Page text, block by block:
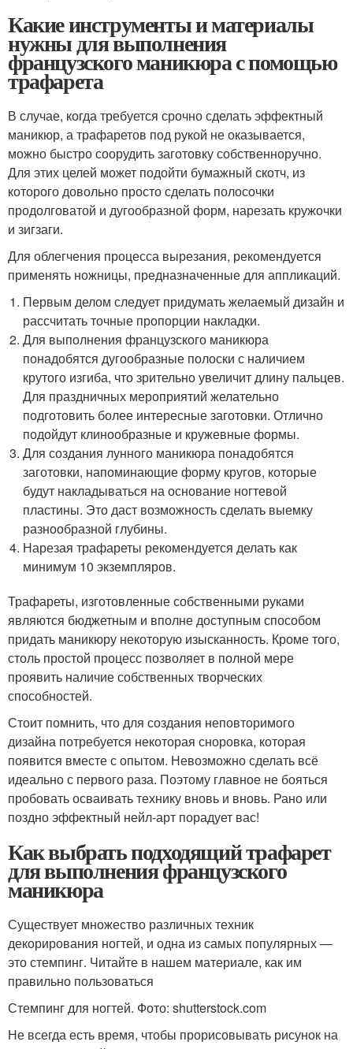
Какие инструменты и материалы
нужны для выполнения
французского маникюра с помощью
трафарета
В случае, когда требуется срочно сделать эффектный
маникюр, а трафаретов под рукой не оказывается,
можно быстро соорудить заготовку собственноручно.
Для этих целей может подойти бумажный скотч, из
которого довольно просто сделать полосочки
продолговатой и дугообразной форм, нарезать кружочки
и зигзаги.
Для облегчения процесса вырезания, рекомендуется
применять ножницы, предназначенные для аппликаций.
Первым делом следует придумать желаемый дизайн и
рассчитать точные пропорции накладки.
Для выполнения французского маникюра
понадобятся дугообразные полоски с наличием
крутого изгиба, что зрительно увеличит длину пальцев.
Для праздничных мероприятий желательно
подготовить более интересные заготовки. Отлично
подойдут клинообразные и кружевные формы.
Для создания лунного маникюра понадобятся
заготовки, напоминающие форму кругов, которые
будут накладываться на основание ногтевой
пластины. Это даст возможность сделать выемку
разнообразной глубины.
Нарезая трафареты рекомендуется делать как
минимум 10 экземпляров.
Трафареты, изготовленные собственными руками
являются бюджетным и вполне доступным способом
придать маникюру некоторую изысканность. Кроме того,
столь простой процесс позволяет в полной мере
проявить наличие собственных творческих
способностей.
Стоит помнить, что для создания неповторимого
дизайна потребуется некоторая сноровка, которая
появится вместе с опытом. Невозможно сделать всё
идеально с первого раза. Поэтому главное не бояться
пробовать осваивать технику вновь и вновь. Рано или
поздно эффектный нейл-арт порадует вас!
Как выбрать подходящий трафарет
для выполнения французского
маникюра
Существует множество различных техник
декорирования ногтей, и одна из самых популярных —
это стемпинг. Читайте в нашем материале, как им
правильно пользоваться
Стемпинг для ногтей. Фото: shutterstock.com
Не всегда есть время, чтобы прорисовывать рисунок на